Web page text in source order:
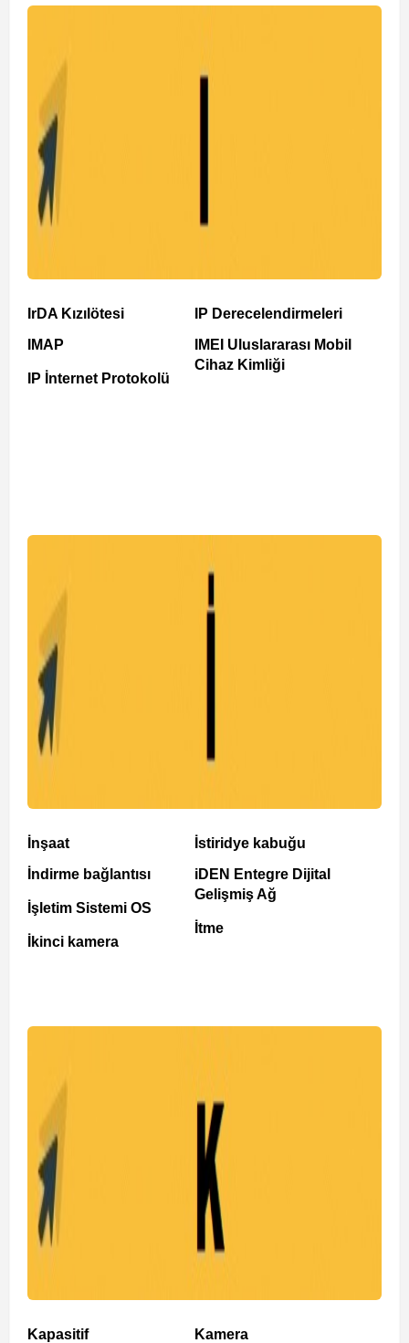
IrDA Kızılötesi
IMAP
IP İnternet Protokolü
IP Derecelendirmeleri
IMEI Uluslararası Mobil
Cihaz Kimliği
İnşaat
İndirme bağlantısı
İşletim Sistemi OS
İkinci kamera
İstiridye kabuğu
iDEN Entegre Dijital
Gelişmiş Ağ
İtme
Kapasitif
Kamera